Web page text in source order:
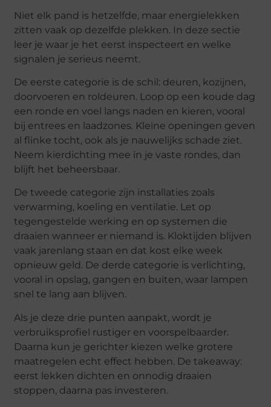
Niet elk pand is hetzelfde, maar energielekken
zitten vaak op dezelfde plekken. In deze sectie
leer je waar je het eerst inspecteert en welke
signalen je serieus neemt.
De eerste categorie is de schil: deuren, kozijnen,
doorvoeren en roldeuren. Loop op een koude dag
een ronde en voel langs naden en kieren, vooral
bij entrees en laadzones. Kleine openingen geven
al flinke tocht, ook als je nauwelijks schade ziet.
Neem kierdichting mee in je vaste rondes, dan
blijft het beheersbaar.
De tweede categorie zijn installaties zoals
verwarming, koeling en ventilatie. Let op
tegengestelde werking en op systemen die
draaien wanneer er niemand is. Kloktijden blijven
vaak jarenlang staan en dat kost elke week
opnieuw geld. De derde categorie is verlichting,
vooral in opslag, gangen en buiten, waar lampen
snel te lang aan blijven.
Als je deze drie punten aanpakt, wordt je
verbruiksprofiel rustiger en voorspelbaarder.
Daarna kun je gerichter kiezen welke grotere
maatregelen echt effect hebben. De takeaway:
eerst lekken dichten en onnodig draaien
stoppen, daarna pas investeren.